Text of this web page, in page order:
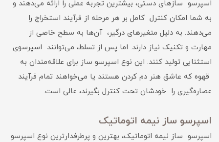
اسپرسو سازهای دستی، بیشترین تجربه عملی را ارائه می‌دهند و
به شما امکان کنترل کامل بر هر مرحله از فرآیند استخراج را
می‌دهند. به دلیل متغیرهای درگیر، آن‌ها به سطح خاصی از
مهارت و تکنیک نیاز دارند. اما پس از تسلط، می‌توانند اسپرسوی
استثنایی تولید کنند. این نوع اسپرسو ساز برای علاقه‌مندان به
قهوه که عاشق هنر دم کردن هستند یا می‌خواهند تمام فرآیند
عصاره‌گیری را خودشان تحت کنترل بگیرند، عالی است.
اسپرسو ساز نیمه‌ اتوماتیک
اسپرسو ساز نیمه‌ اتوماتیک، بهترین و پرطرفدارترین نوع اسپرسو